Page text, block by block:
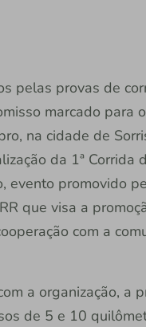
pelas provas de
marcado para
na cidade de
da 1ª Corrida
evento promovido
que visa a
com a
a organização, a
de 5 e 10